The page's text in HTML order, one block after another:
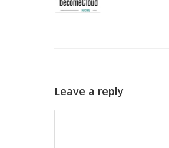
Leave a reply